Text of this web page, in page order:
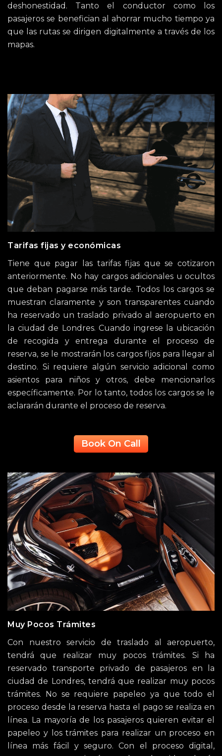
deshonestidad. Tanto el conductor como los
pasajeros se benefician al ahorrar mucho tiempo ya
que las rutas se dirigen digitalmente a través de los
mapas.
Tarifas fijas y económicas
Tiene que pagar las tarifas fijas que se cotizaron
anteriormente. No hay cargos adicionales u ocultos
que deban pagarse más tarde. Todos los cargos se
muestran claramente y son transparentes cuando
ha reservado un traslado privado al aeropuerto en
la ciudad de Londres. Cuando ingrese la ubicación
de recogida y entrega durante el proceso de
reserva, se le mostrarán los cargos fijos para llegar al
destino. Si requiere algún servicio adicional como
asientos para niños y otros, debe mencionarlos
específicamente. Por lo tanto, todos los cargos se le
aclararán durante el proceso de reserva.
Book On Call
Muy Pocos Trámites
Con nuestro servicio de traslado al aeropuerto,
tendrá que realizar muy pocos trámites. Si ha
reservado transporte privado de pasajeros en la
ciudad de Londres, tendrá que realizar muy pocos
trámites. No se requiere papeleo ya que todo el
proceso desde la reserva hasta el pago se realiza en
línea. La mayoría de los pasajeros quieren evitar el
papeleo y los trámites para realizar un proceso en
línea más fácil y seguro. Con el proceso digital,